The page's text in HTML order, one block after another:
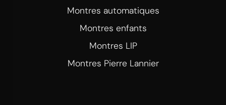
Montres automatiques
Montres enfants
Montres LIP
Montres Pierre Lannier